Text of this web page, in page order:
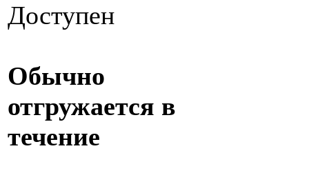
Доступен
Обычно
отгружается в
течение